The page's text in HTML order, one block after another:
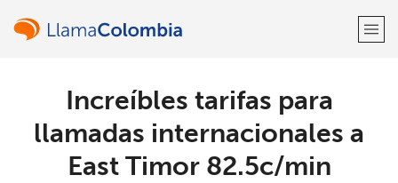
¡Bienvenido!
Increíbles tarifas para
llamadas internacionales a
East Timor ⁦82.5c⁩/min